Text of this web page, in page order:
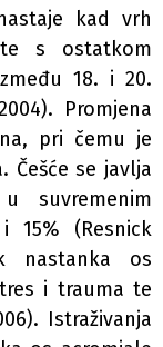
kad vrh
s ostatkom
18. i 20.
Promjena
pri čemu je
Češće se javlja
suvremenim
15% (Resnick
nastanka os
i trauma te
Istraživanja